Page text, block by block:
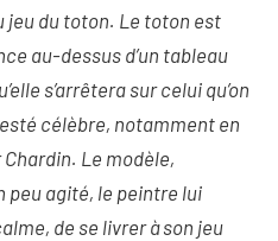
jeu du toton. Le toton est
au-dessus d’un tableau
s’arrêtera sur celui qu’on
célèbre, notamment en
Le modèle,
peu agité, le peintre lui
de se livrer à son jeu